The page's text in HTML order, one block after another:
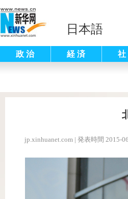
日本語
政 治 経 済 社
jp.xinhuanet.com | 発表時間 2015-